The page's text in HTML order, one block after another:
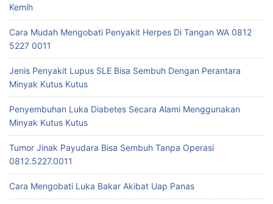
Kemih
Cara Mudah Mengobati Penyakit Herpes Di Tangan WA 0812
5227 0011
Jenis Penyakit Lupus SLE Bisa Sembuh Dengan Perantara
Minyak Kutus Kutus
Penyembuhan Luka Diabetes Secara Alami Menggunakan
Minyak Kutus Kutus
Tumor Jinak Payudara Bisa Sembuh Tanpa Operasi
0812.5227.0011
Cara Mengobati Luka Bakar Akibat Uap Panas